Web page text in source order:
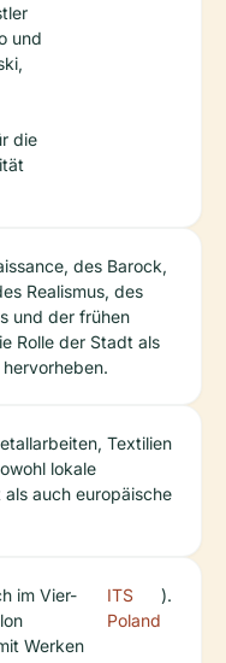
und
die
des Barock,
Realismus, des
und der frühen
Rolle der Stadt als
Textilien
lokale
auch europäische
im Vier-
Werken
ITS
Poland
).